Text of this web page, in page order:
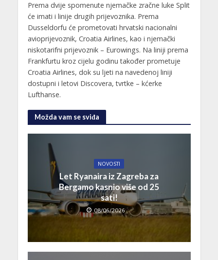
Prema dvije spomenute njemačke zračne luke Split
će imati i linije drugih prijevoznika. Prema
Dusseldorfu će prometovati hrvatski nacionalni
avioprijevoznik, Croatia Airlines, kao i njemački
niskotarifni prijevoznik – Eurowings. Na liniji prema
Frankfurtu kroz cijelu godinu također prometuje
Croatia Airlines, dok su ljeti na navedenoj liniji
dostupni i letovi Discovera, tvrtke – kćerke
Lufthanse.
Možda vam se sviđa
NOVOSTI
Let Ryanaira iz Zagreba za
Bergamo kasnio više od 25
sati!
08/06/2026